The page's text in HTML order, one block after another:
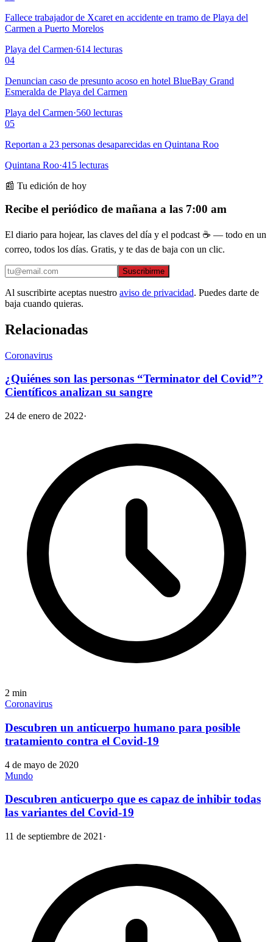
Fallece trabajador de Xcaret en accidente en tramo de Playa del
Carmen a Puerto Morelos
Playa del Carmen·614 lecturas
04
Denuncian caso de presunto acoso en hotel BlueBay Grand
Esmeralda de Playa del Carmen
Playa del Carmen·560 lecturas
05
Reportan a 23 personas desaparecidas en Quintana Roo
Quintana Roo·415 lecturas
📰 Tu edición de hoy
Recibe el periódico de mañana a las 7:00 am
El diario para hojear, las claves del día y el podcast ☕ — todo en un
correo, todos los días. Gratis, y te das de baja con un clic.
Suscribirme
Al suscribirte aceptas nuestro aviso de privacidad. Puedes darte de
baja cuando quieras.
Relacionadas
Coronavirus
¿Quiénes son las personas “Terminator del Covid”?
Científicos analizan su sangre
24 de enero de 2022·
2 min
Coronavirus
Descubren un anticuerpo humano para posible
tratamiento contra el Covid-19
4 de mayo de 2020
Mundo
Descubren anticuerpo que es capaz de inhibir todas
las variantes del Covid-19
11 de septiembre de 2021 ·